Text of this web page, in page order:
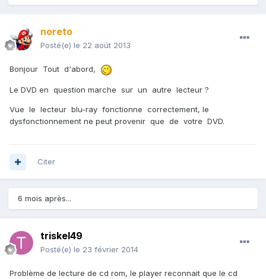
noreto
Posté(e) le 22 août 2013
Bonjour Tout d'abord,
Le DVD en question marche sur un autre lecteur ?
Vue le lecteur blu-ray fonctionne correctement, le
dysfonctionnement ne peut provenir que de votre DVD.
Citer
6 mois après...
triskel49
Posté(e) le 23 février 2014
Problème de lecture de cd rom, le player reconnait que le cd